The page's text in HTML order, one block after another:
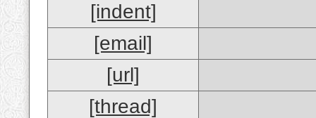
[indent]
[email]
[url]
[thread]